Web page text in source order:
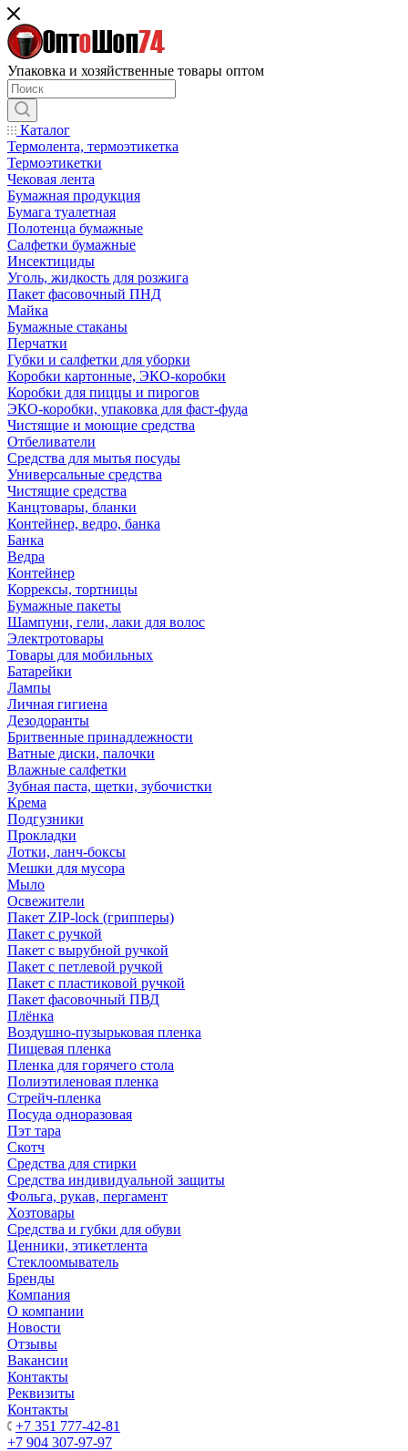
Упаковка и хозяйственные товары оптом
Каталог
Термолента, термоэтикетка
Термоэтикетки
Чековая лента
Бумажная продукция
Бумага туалетная
Полотенца бумажные
Салфетки бумажные
Инсектициды
Уголь, жидкость для розжига
Пакет фасовочный ПНД
Майка
Бумажные стаканы
Перчатки
Губки и салфетки для уборки
Коробки картонные, ЭКО-коробки
Коробки для пиццы и пирогов
ЭКО-коробки, упаковка для фаст-фуда
Чистящие и моющие средства
Отбеливатели
Средства для мытья посуды
Универсальные средства
Чистящие средства
Канцтовары, бланки
Контейнер, ведро, банка
Банка
Ведра
Контейнер
Коррексы, тортницы
Бумажные пакеты
Шампуни, гели, лаки для волос
Электротовары
Товары для мобильных
Батарейки
Лампы
Личная гигиена
Дезодоранты
Бритвенные принадлежности
Ватные диски, палочки
Влажные салфетки
Зубная паста, щетки, зубочистки
Крема
Подгузники
Прокладки
Лотки, ланч-боксы
Мешки для мусора
Мыло
Освежители
Пакет ZIP-lock (грипперы)
Пакет с ручкой
Пакет с вырубной ручкой
Пакет с петлевой ручкой
Пакет с пластиковой ручкой
Пакет фасовочный ПВД
Плёнка
Воздушно-пузырьковая пленка
Пищевая пленка
Пленка для горячего стола
Полиэтиленовая пленка
Стрейч-пленка
Посуда одноразовая
Пэт тара
Скотч
Средства для стирки
Средства индивидуальной защиты
Фольга, рукав, пергамент
Хозтовары
Средства и губки для обуви
Ценники, этикетлента
Стеклоомыватель
Бренды
Компания
О компании
Новости
Отзывы
Вакансии
Контакты
Реквизиты
Контакты
+7 351 777-42-81
+7 904 307-97-97